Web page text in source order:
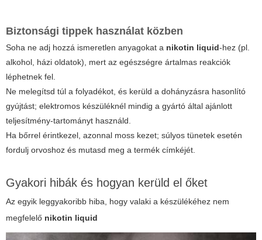
Biztonsági tippek használat közben
Soha ne adj hozzá ismeretlen anyagokat a nikotin liquid-hez (pl.
alkohol, házi oldatok), mert az egészségre ártalmas reakciók
léphetnek fel.
Ne melegítsd túl a folyadékot, és kerüld a dohányzásra hasonlító
gyújtást; elektromos készüléknél mindig a gyártó által ajánlott
teljesítmény-tartományt használd.
Ha bőrrel érintkezel, azonnal moss kezet; súlyos tünetek esetén
fordulj orvoshoz és mutasd meg a termék címkéjét.
Gyakori hibák és hogyan kerüld el őket
Az egyik leggyakoribb hiba, hogy valaki a készülékéhez nem
megfelelő nikotin liquid